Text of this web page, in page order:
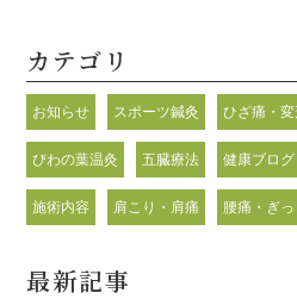
カテゴリ
お知らせ スポーツ鍼灸 ひざ痛・
びわの葉温灸 五臓療法 健康ブログ
施術内容 肩こり・肩痛 腰痛・ぎ
最新記事